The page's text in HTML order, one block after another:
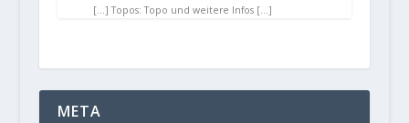
[…] Topos: Topo und weitere Infos […]
META